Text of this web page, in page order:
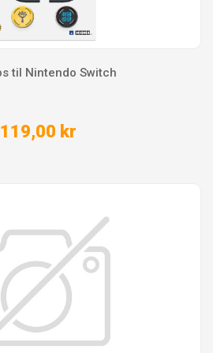
til Nintendo Switch
119,00 kr